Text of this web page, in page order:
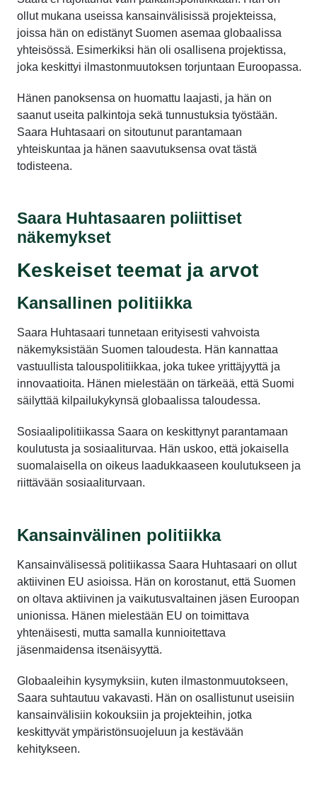
ollut mukana useissa kansainvälisissä projekteissa,
joissa hän on edistänyt Suomen asemaa globaalissa
yhteisössä. Esimerkiksi hän oli osallisena projektissa,
joka keskittyi ilmastonmuutoksen torjuntaan Euroopassa.
Hänen panoksensa on huomattu laajasti, ja hän on
saanut useita palkintoja sekä tunnustuksia työstään.
Saara Huhtasaari on sitoutunut parantamaan
yhteiskuntaa ja hänen saavutuksensa ovat tästä
todisteena.
Saara Huhtasaaren poliittiset
näkemykset
Keskeiset teemat ja arvot
Kansallinen politiikka
Saara Huhtasaari tunnetaan erityisesti vahvoista
näkemyksistään Suomen taloudesta. Hän kannattaa
vastuullista talouspolitiikkaa, joka tukee yrittäjyyttä ja
innovaatioita. Hänen mielestään on tärkeää, että Suomi
säilyttää kilpailukykynsä globaalissa taloudessa.
Sosiaalipolitiikassa Saara on keskittynyt parantamaan
koulutusta ja sosiaaliturvaa. Hän uskoo, että jokaisella
suomalaisella on oikeus laadukkaaseen koulutukseen ja
riittävään sosiaaliturvaan.
Kansainvälinen politiikka
Kansainvälisessä politiikassa Saara Huhtasaari on ollut
aktiivinen EU asioissa. Hän on korostanut, että Suomen
on oltava aktiivinen ja vaikutusvaltainen jäsen Euroopan
unionissa. Hänen mielestään EU on toimittava
yhtenäisesti, mutta samalla kunnioitettava
jäsenmaidensa itsenäisyyttä.
Globaaleihin kysymyksiin, kuten ilmastonmuutokseen,
Saara suhtautuu vakavasti. Hän on osallistunut useisiin
kansainvälisiin kokouksiin ja projekteihin, jotka
keskittyvät ympäristönsuojeluun ja kestävään
kehitykseen.